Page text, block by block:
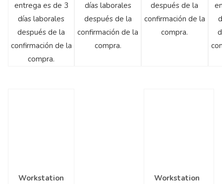
entrega es de 3
días laborales
después de la
confirmación de la
compra.
días laborales
después de la
confirmación de la
compra.
después de la
confirmación de la
compra.
Workstation
Workstation